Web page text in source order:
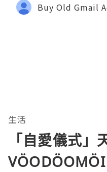
Buy Old Gmail
生活
「自愛儀式」